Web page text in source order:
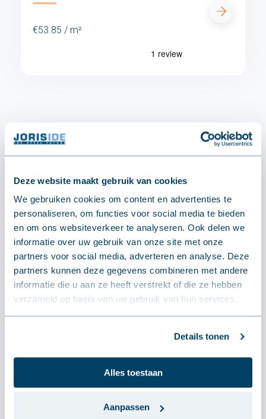
Deze website maakt gebruik van cookies
We gebruiken cookies om content en advertenties te
personaliseren, om functies voor social media te bieden
en om ons websiteverkeer te analyseren. Ook delen we
informatie over uw gebruik van onze site met onze
partners voor social media, adverteren en analyse. Deze
partners kunnen deze gegevens combineren met andere
informatie die u aan ze heeft verstrekt of die ze hebben
verzameld op basis van uw gebruik van hun services.
Details tonen
Alles toestaan
Aanpassen
€53.85 / m²
Gratis afhalen
FAST Delivery